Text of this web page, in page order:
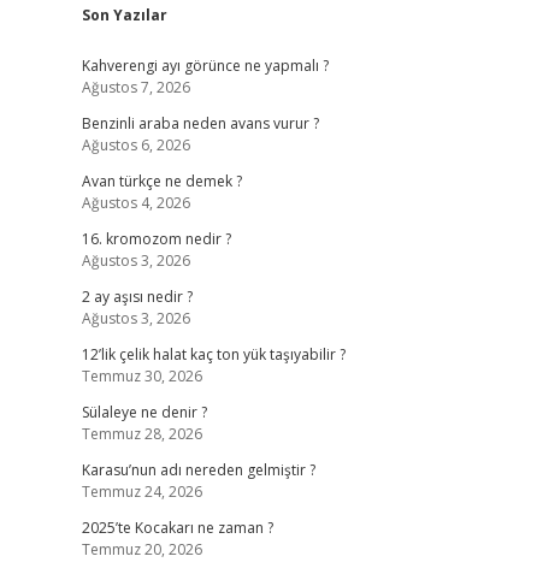
Sidebar
Son Yazılar
Kahverengi ayı görünce ne yapmalı ?
Ağustos 7, 2026
Benzinli araba neden avans vurur ?
Ağustos 6, 2026
Avan türkçe ne demek ?
Ağustos 4, 2026
16. kromozom nedir ?
Ağustos 3, 2026
2 ay aşısı nedir ?
Ağustos 3, 2026
12’lik çelik halat kaç ton yük taşıyabilir ?
Temmuz 30, 2026
Sülaleye ne denir ?
Temmuz 28, 2026
Karasu’nun adı nereden gelmiştir ?
Temmuz 24, 2026
2025’te Kocakarı ne zaman ?
Temmuz 20, 2026